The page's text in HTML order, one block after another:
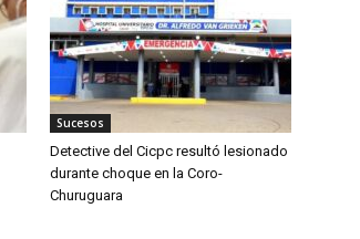
Sucesos
Detective del Cicpc resultó lesionado
durante choque en la Coro-
Churuguara